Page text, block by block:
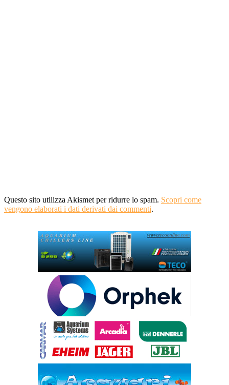
Questo sito utilizza Akismet per ridurre lo spam. Scopri come
vengono elaborati i dati derivati dai commenti.